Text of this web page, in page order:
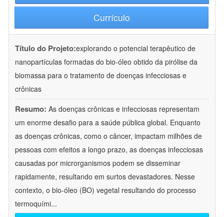
Currículo
Título do Projeto:explorando o potencial terapêutico de
nanopartículas formadas do bio-óleo obtido da pirólise da
biomassa para o tratamento de doenças infecciosas e
crônicas
Resumo: As doenças crônicas e infecciosas representam
um enorme desafio para a saúde pública global. Enquanto
as doenças crônicas, como o câncer, impactam milhões de
pessoas com efeitos a longo prazo, as doenças infecciosas
causadas por microrganismos podem se disseminar
rapidamente, resultando em surtos devastadores. Nesse
contexto, o bio-óleo (BO) vegetal resultando do processo
termoquími...